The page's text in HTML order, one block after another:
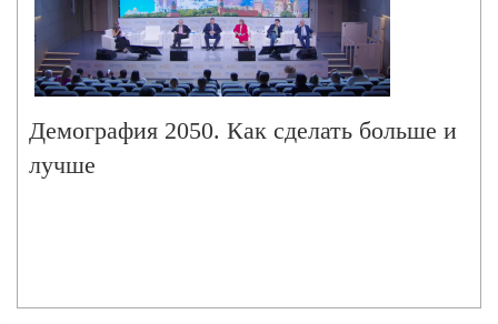
Демография 2050. Как сделать больше и
лучше